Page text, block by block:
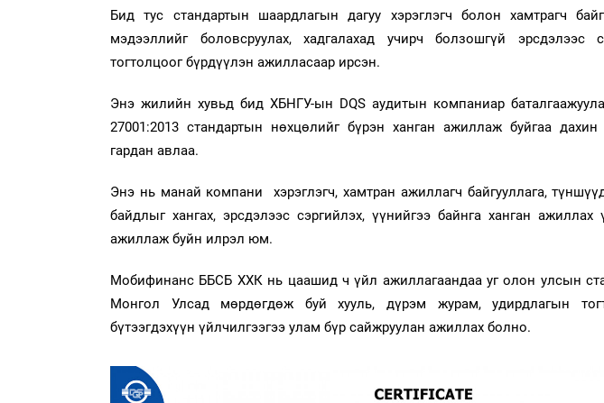
Бид тус стандартын шаардлагын дагуу хэрэглэгч болон хамтрагч
мэдээллийг боловсруулах, хадгалахад учирч болзошгүй эрсдэлээс
тогтолцоог бүрдүүлэн ажилласаар ирсэн.
Энэ жилийн хувьд бид ХБНГУ-ын DQS аудитын компаниар
27001:2013 стандартын нөхцөлийг бүрэн ханган ажиллаж буйгаа дахин
гардан авлаа.
Энэ нь манай компани хэрэглэгч, хамтран ажиллагч байгууллага,
байдлыг хангах, эрсдэлээс сэргийлэх, үүнийгээ байнга ханган ажиллах
ажиллаж буйн илрэл юм.
Мобифинанс ББСБ ХХК нь цаашид ч үйл ажиллагаандаа уг олон улсын
Монгол Улсад мөрдөгдөж буй хууль, дүрэм журам, удирдлагын
бүтээгдэхүүн үйлчилгээгээ улам бүр сайжруулан ажиллах болно.